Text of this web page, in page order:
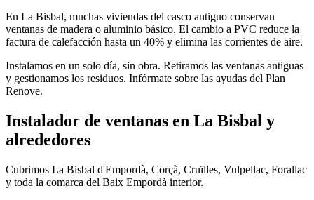
En La Bisbal, muchas viviendas del casco antiguo conservan
ventanas de madera o aluminio básico. El cambio a PVC reduce la
factura de calefacción hasta un 40% y elimina las corrientes de aire.
Instalamos en un solo día, sin obra. Retiramos las ventanas antiguas
y gestionamos los residuos. Infórmate sobre las ayudas del Plan
Renove.
Instalador de ventanas en La Bisbal y
alrededores
Cubrimos La Bisbal d'Empordà, Corçà, Cruïlles, Vulpellac, Forallac
y toda la comarca del Baix Empordà interior.